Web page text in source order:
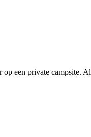
een private campsite.